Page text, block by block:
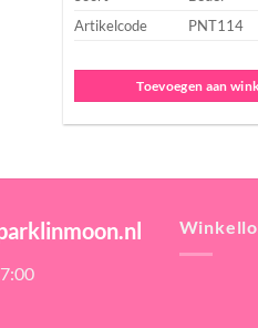
Artikelcode
PNT114
Toevoegen aan